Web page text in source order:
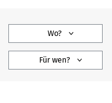
Wo?
Für wen?